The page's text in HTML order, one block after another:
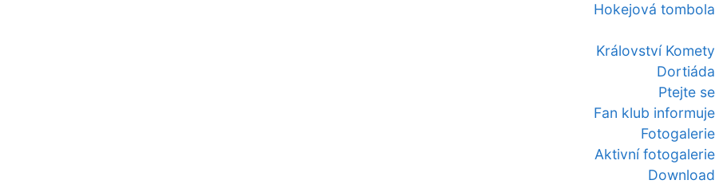
Hokejová tombola
Království Komety
Dortiáda
Ptejte se
Fan klub informuje
Fotogalerie
Aktivní fotogalerie
Download